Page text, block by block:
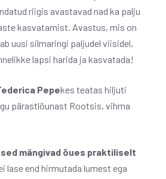
riigis avastavad nad ka palju
kasvatamist. Avastus, mis on
uusi silmaringi paljudel viisidel,
lapsi harida ja kasvatada!
Pepekes teatas hiljuti
pärastlõunast Rootsis, vihma
mängivad õues praktiliselt
lase end hirmutada lumest ega